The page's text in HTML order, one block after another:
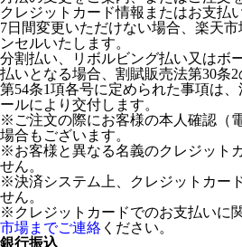
クレジットカード情報またはお支払
7日間変更いただけない場合、楽天
ンセルいたします。
分割払い、リボルビング払い又はボ
払いとなる場合、割賦販売法第30条
第54条1項各号に定められた事項は
ールにより交付します。
※ご注文の際にお客様の本人確認（
場合もございます。
※お客様と異なる名義のクレジット
せん。
※決済システム上、クレジットカー
せん。
※クレジットカードでのお支払いに
市場までご連絡 ください。
銀行振込